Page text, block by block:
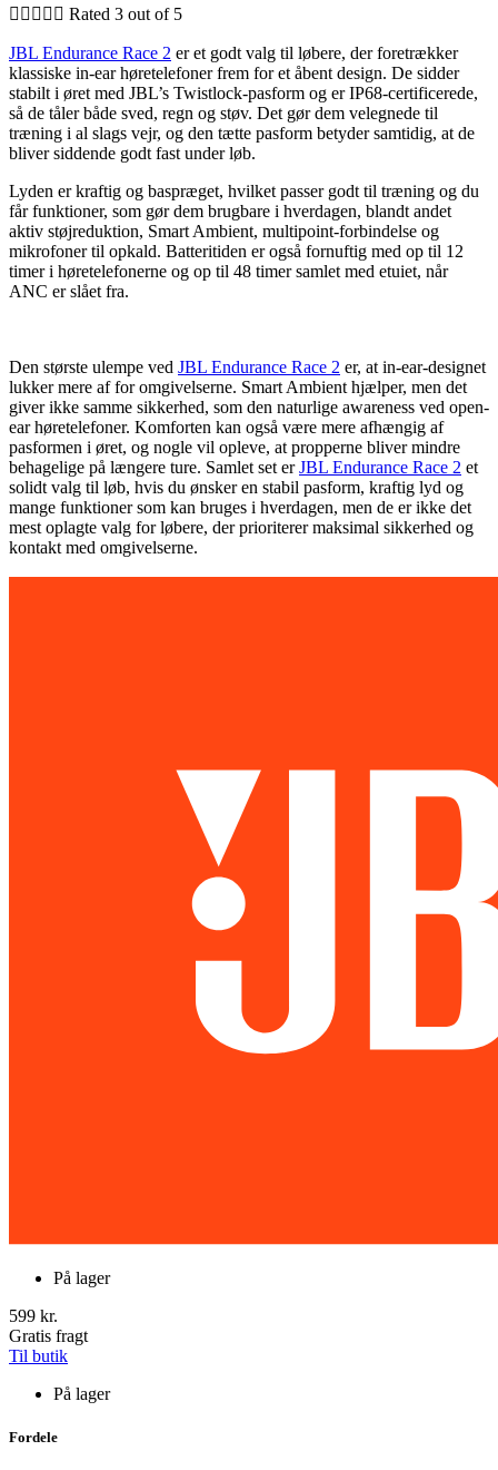
     Rated 3 out of 5
JBL Endurance Race 2 er et godt valg til løbere, der foretrækker
klassiske in-ear høretelefoner frem for et åbent design. De sidder
stabilt i øret med JBL’s Twistlock-pasform og er IP68-certificerede,
så de tåler både sved, regn og støv. Det gør dem velegnede til
træning i al slags vejr, og den tætte pasform betyder samtidig, at de
bliver siddende godt fast under løb.
Lyden er kraftig og baspræget, hvilket passer godt til træning og du
får funktioner, som gør dem brugbare i hverdagen, blandt andet
aktiv støjreduktion, Smart Ambient, multipoint-forbindelse og
mikrofoner til opkald. Batteritiden er også fornuftig med op til 12
timer i høretelefonerne og op til 48 timer samlet med etuiet, når
ANC er slået fra.
Den største ulempe ved JBL Endurance Race 2 er, at in-ear-designet
lukker mere af for omgivelserne. Smart Ambient hjælper, men det
giver ikke samme sikkerhed, som den naturlige awareness ved open-
ear høretelefoner. Komforten kan også være mere afhængig af
pasformen i øret, og nogle vil opleve, at propperne bliver mindre
behagelige på længere ture. Samlet set erJBL Endurance Race 2 et
solidt valg til løb, hvis du ønsker en stabil pasform, kraftig lyd og
mange funktioner som kan bruges i hverdagen, men de er ikke det
mest oplagte valg for løbere, der prioriterer maksimal sikkerhed og
kontakt med omgivelserne.
På lager
599 kr.
Gratis fragt
Til butik
På lager
Fordele